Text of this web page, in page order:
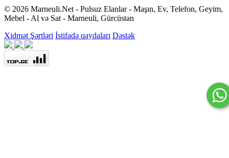
© 2026 Marneuli.Net - Pulsuz Elanlar - Maşın, Ev, Telefon, Geyim,
Mebel - Al və Sat - Marneuli, Gürcüstan
Xidmət Şərtləri İstifadə qaydaları Dəstək